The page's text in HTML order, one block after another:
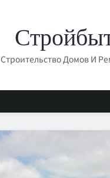
Строительство Домов И